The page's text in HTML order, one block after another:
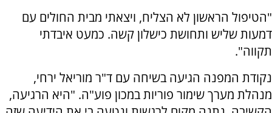
"הטיפול הראשון לא הצליח, ויצאתי מבית החולים עם
דמעות שליש ותחושת כישלון קשה. כמעט איבדתי
תקווה".
נקודת המפנה הגיעה בשיחה עם ד"ר מוריאל ירחי,
מנהלת מערך שימור פוריות במכון פוע"ה. "היא הרגיעה,